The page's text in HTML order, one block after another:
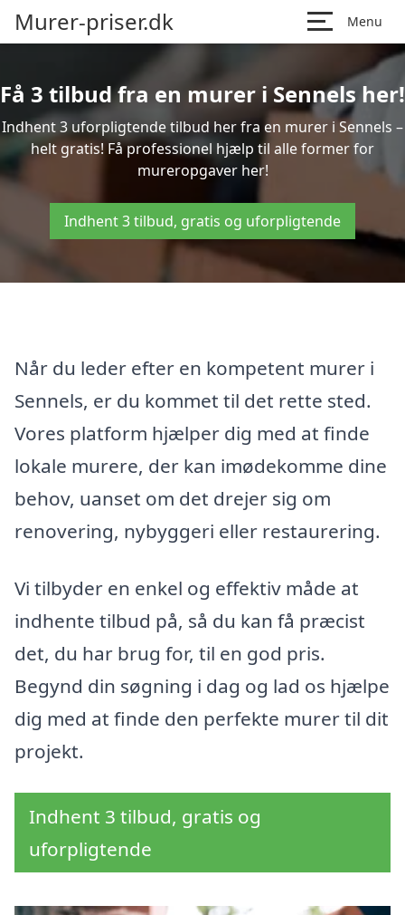
Murer-priser.dk Menu
Få 3 tilbud fra en murer i Sennels her!
Indhent 3 uforpligtende tilbud her fra en murer i Sennels –
helt gratis! Få professionel hjælp til alle former for
mureropgaver her!
Indhent 3 tilbud, gratis og uforpligtende
Når du leder efter en kompetent murer i
Sennels, er du kommet til det rette sted.
Vores platform hjælper dig med at finde
lokale murere, der kan imødekomme dine
behov, uanset om det drejer sig om
renovering, nybyggeri eller restaurering.
Vi tilbyder en enkel og effektiv måde at
indhente tilbud på, så du kan få præcist
det, du har brug for, til en god pris.
Begynd din søgning i dag og lad os hjælpe
dig med at finde den perfekte murer til dit
projekt.
Indhent 3 tilbud, gratis og
uforpligtende